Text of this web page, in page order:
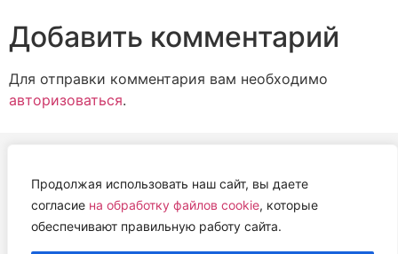
Продолжая использовать наш сайт, вы даете
согласие на обработку файлов cookie, которые
обеспечивают правильную работу сайта.
Добавить комментарий
Для отправки комментария вам необходимо
авторизоваться.
АВТОНОМНАЯ НЕКОММЕРЧЕСКАЯ ОРГАНИЗАЦИЯ
«ЦЕНТР ВЕТЕРИНАРНОЙ ТЕРАПИИ, ИММУНОЛОГИИ И
ИММУНОПАТОЛОГИИ» (ЦВЕТИ)